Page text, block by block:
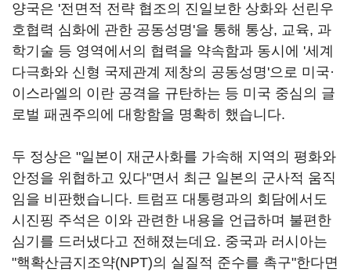
양국은 '전면적 전략 협조의 진일보한 상화와 선린우
호협력 심화에 관한 공동성명'을 통해 통상, 교육, 과
학기술 등 영역에서의 협력을 약속함과 동시에 '세계
다극화와 신형 국제관계 제창의 공동성명'으로 미국·
이스라엘의 이란 공격을 규탄하는 등 미국 중심의 글
로벌 패권주의에 대항함을 명확히 했습니다.
두 정상은 "일본이 재군사화를 가속해 지역의 평화와
안정을 위협하고 있다"면서 최근 일본의 군사적 움직
임을 비판했습니다. 트럼프 대통령과의 회담에서도
시진핑 주석은 이와 관련한 내용을 언급하며 불편한
심기를 드러냈다고 전해졌는데요. 중국과 러시아는
"핵확산금지조약(NPT)의 실질적 준수를 촉구"한다면